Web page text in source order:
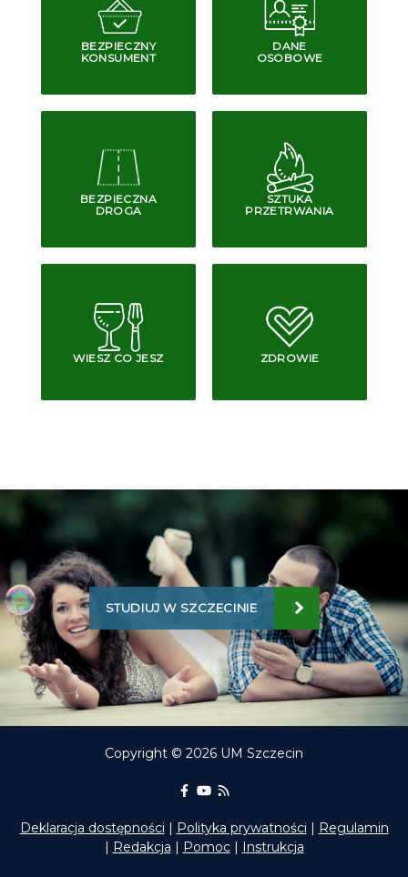
BEZPIECZNY
KONSUMENT
DANE
OSOBOWE
BEZPIECZNA
DROGA
SZTUKA
PRZETRWANIA
WIESZ CO JESZ ZDROWIE
STUDIUJ W SZCZECINIE
Copyright © 2026 UM Szczecin
Portal Edukacyjny na Facebooku
kanał Youtube Portalu
Deklaracja dostępności | Polityka prywatności | Regulamin
| Redakcja | Pomoc| Instrukcja